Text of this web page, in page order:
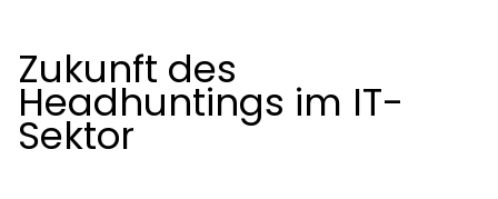
Zukunft des
Headhuntings im IT-
Sektor